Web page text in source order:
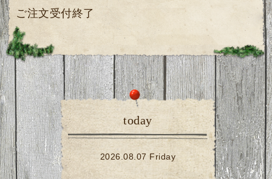
ご注文受付終了
today
2026.08.07 Friday